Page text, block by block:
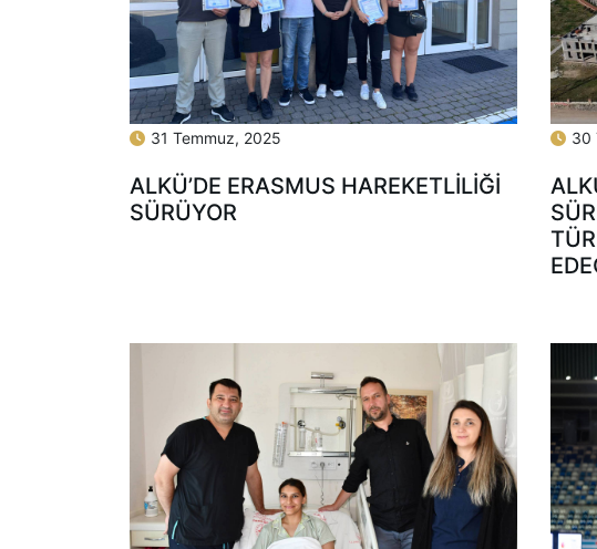
31 Temmuz, 2025
ALKÜ’DE ERASMUS HAREKETLİLİĞİ
SÜRÜYOR
30